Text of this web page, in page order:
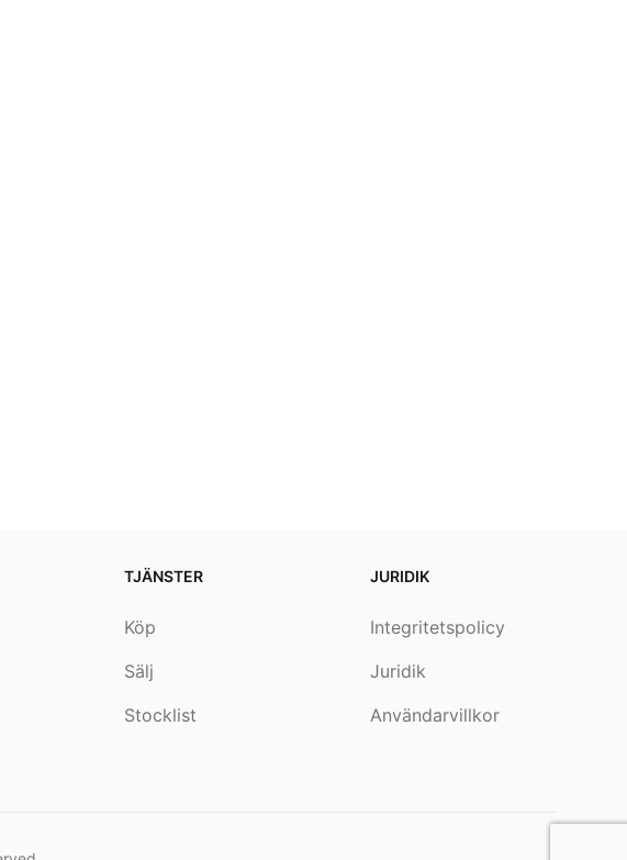
TJÄNSTER
Köp
Sälj
Stocklist
JURIDIK
Integritetspolicy
Juridik
Användarvillkor